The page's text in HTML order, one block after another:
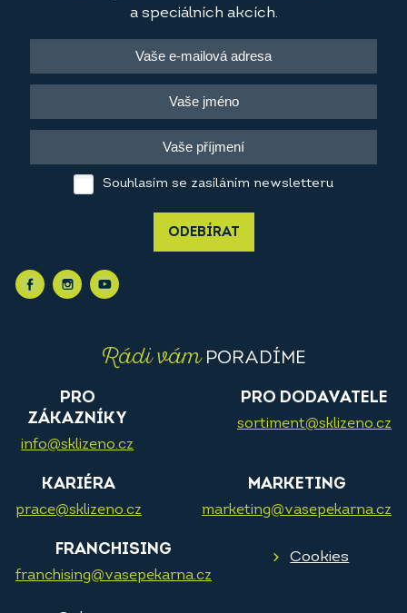
a speciálních akcích.
Souhlasím se zasíláním newsletteru
ODEBÍRAT
Rádi vámPORADÍME
PRO
ZÁKAZNÍKY
info@sklizeno.cz
PRO DODAVATELE
sortiment@sklizeno.cz
KARIÉRA
prace@sklizeno.cz
MARKETING
marketing@vasepekarna.cz
FRANCHISING
franchising@vasepekarna.cz
Cookies